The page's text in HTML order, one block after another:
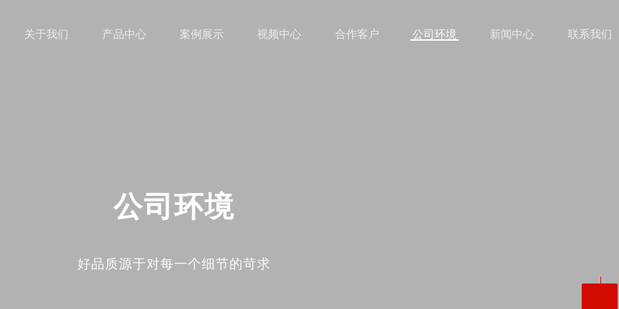
关于我们 产品中心 案例展示 视频中心 合作客户 公司环境 新闻中心 联系我们
公司环境
好品质源于对每一个细节的苛求